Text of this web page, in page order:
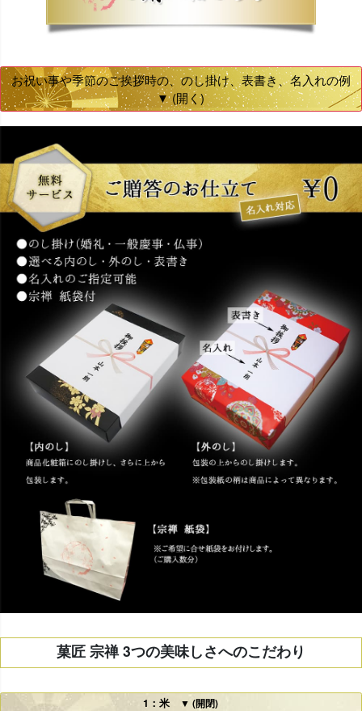
お祝い事や季節のご挨拶時の、のし掛け、表書き、名入れの例
▼ (開く)
菓匠 宗禅 3つの美味しさへのこだわり
1：米 ▼ (開閉)